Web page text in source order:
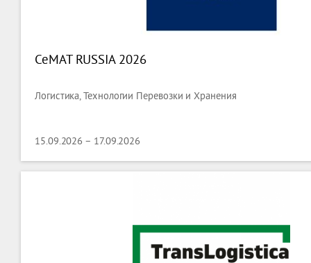
CeMAT RUSSIA 2026
Логистика, Технологии Перевозки и Хранения
15.09.2026 – 17.09.2026